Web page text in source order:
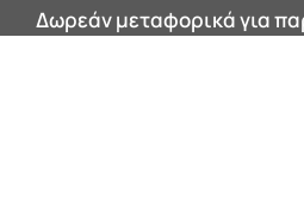
Δωρεάν μεταφορικά για